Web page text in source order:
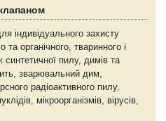
індивідуального захисту
та органічного, тваринного і
пилу, димів та
зварювальний дим,
радіоактивного пилу,
мікроорганізмів, вірусів,